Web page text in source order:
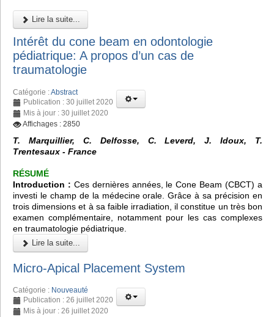
Lire la suite...
Intérêt du cone beam en odontologie
pédiatrique: A propos d’un cas de
traumatologie
Catégorie :Abstract
Publication : 30 juillet 2020
Mis à jour : 30 juillet 2020
Affichages : 2850
T. Marquillier, C. Delfosse, C. Leverd, J. Idoux, T.
Trentesaux - France
RÉSUMÉ
Introduction : Ces dernières années, leCone Beam (CBCT)a
investi le champ de la médecine orale. Grâce à sa précision en
trois dimensions et à sa faible irradiation, il constitue un très bon
examen complémentaire, notamment pour les cas complexes
en traumatologie pédiatrique.
Lire la suite...
Micro-Apical Placement System
Catégorie : Nouveauté
Publication : 26 juillet 2020
Mis à jour : 26 juillet 2020